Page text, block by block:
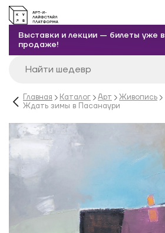
Выставки и лекции — билеты уже в
продаже!
Главная Каталог Арт
Живопись
Ждать зимы в Пасанаури